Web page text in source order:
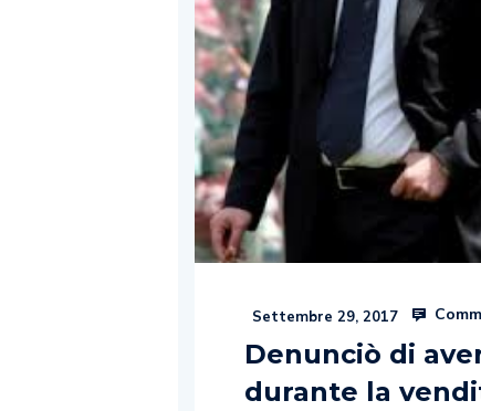
Settembre 29, 2017
Denunciò di
durante la